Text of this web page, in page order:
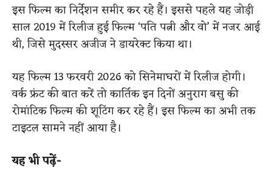
इस फिल्म का निर्देशन समीर कर रहे हैं। इससे पहले यह जोड़ी
साल 2019 में रिलीज हुई फिल्म ‘पति पत्नी और वो’ में नजर आई
थी, जिसे मुदस्सर अजीज ने डायरेक्ट किया था।
यह फिल्म 13 फरवरी 2026 को सिनेमाघरों में रिलीज होगी।
वर्क फ्रंट की बात करें तो कार्तिक इन दिनों अनुराग बसु की
रोमांटिक फिल्म की शूटिंग कर रहे हैं। इस फिल्म का अभी तक
टाइटल सामने नहीं आया है।
यह भी पढ़ें-